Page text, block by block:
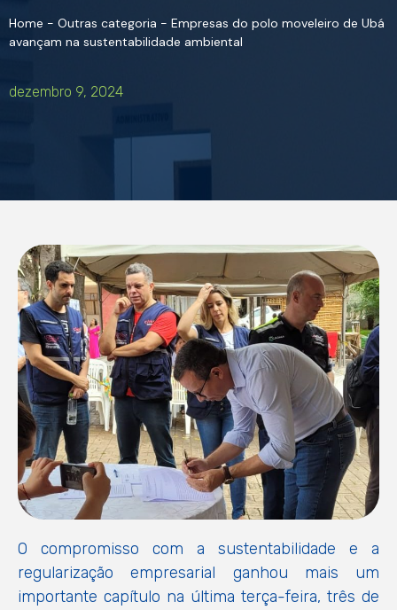
Home - Outras categoria - Empresas do polo moveleiro de Ubá
avançam na sustentabilidade ambiental
dezembro 9, 2024
O compromisso com a sustentabilidade e a
regularização empresarial ganhou mais um
importante capítulo na última terça-feira, três de